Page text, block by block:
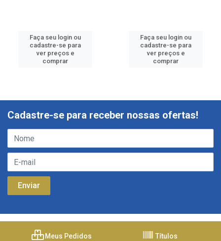
Faça seu login ou
cadastre-se para
ver preços e
comprar
Faça seu login ou
cadastre-se para
ver preços e
comprar
Cadastre-se para receber nossas ofertas!
Meus Pedidos Títulos